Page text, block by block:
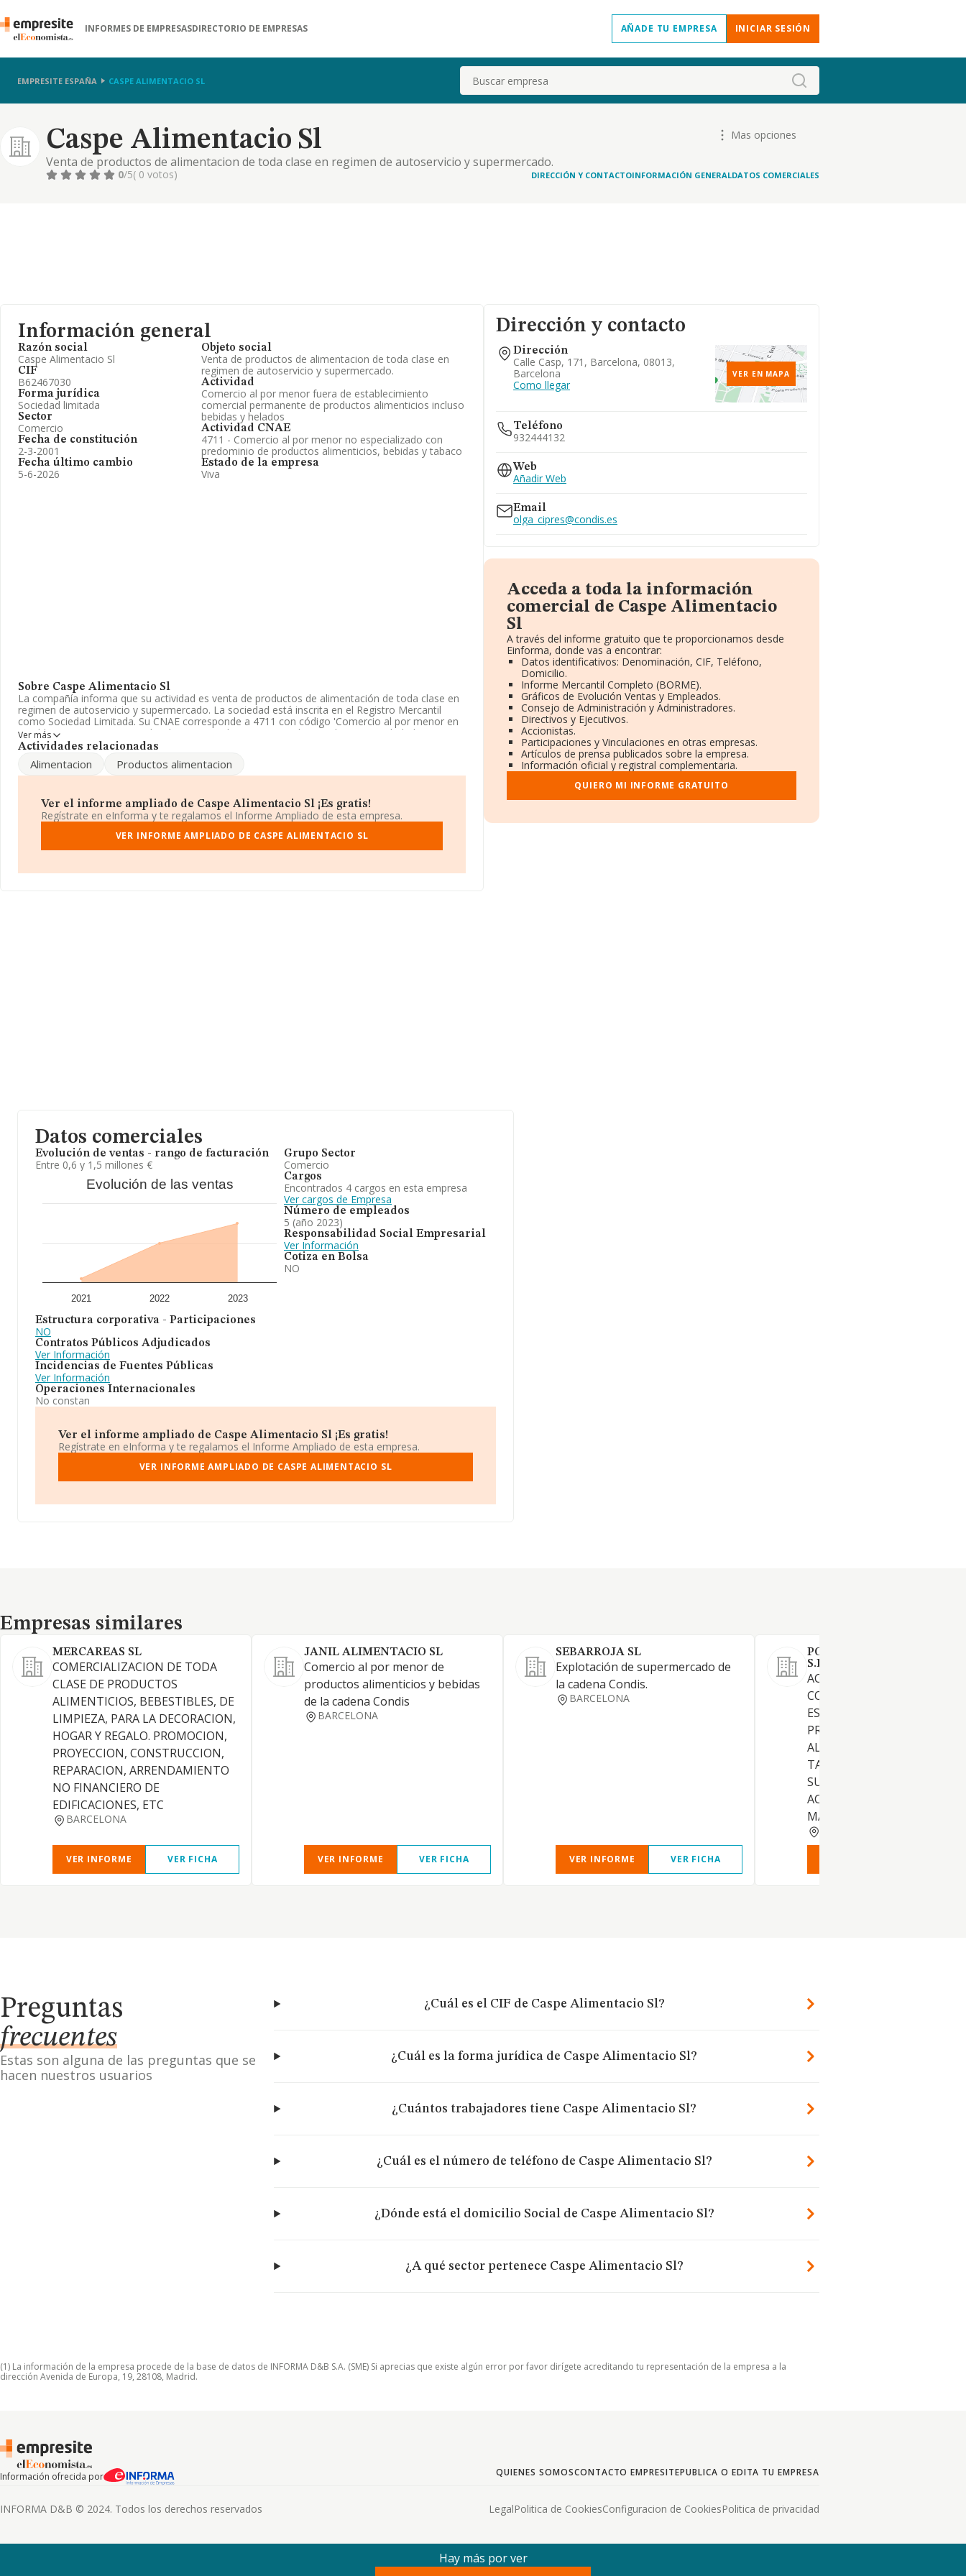
INFORMES DE EMPRESASDIRECTORIO DE EMPRESAS AÑADE TU EMPRESA INICIAR SESIÓN
EMPRESITE ESPAÑA CASPE ALIMENTACIO SL Buscar
Caspe Alimentacio Sl
Venta de productos de alimentacion de toda clase en regimen de autoservicio y supermercado.
Mas opciones
0/5( 0 votos) DIRECCIÓN Y CONTACTOINFORMACIÓN GENERALDATOS COMERCIALES
Información general
Razón social
Caspe Alimentacio Sl
CIF
B62467030
Forma jurídica
Sociedad limitada
Sector
Comercio
Fecha de constitución
2-3-2001
Fecha último cambio
5-6-2026
Objeto social
Venta de productos de alimentacion de toda clase en
regimen de autoservicio y supermercado.
Actividad
Comercio al por menor fuera de establecimiento
comercial permanente de productos alimenticios incluso
bebidas y helados
Actividad CNAE
4711 - Comercio al por menor no especializado con
predominio de productos alimenticios, bebidas y tabaco
Estado de la empresa
Viva
Sobre Caspe Alimentacio Sl
La compañía informa que su actividad es venta de productos de alimentación de toda clase en
regimen de autoservicio y supermercado. La sociedad está inscrita en el Registro Mercantil
como Sociedad Limitada. Su CNAE corresponde a 4711 con código 'Comercio al por menor en
establecimientos no especializados, con predominio en productos alimenticios, bebidas y
tabaco'. No realiza actividad de importación y/o exportación.
Ha habido un descenso en cuanto al número de empleados y atendiendo a los datos
disponibles en INFORMA, el número de empleados de la compañía ha estado por debajo de la
Para comunicarse con sus oficinas, el número de teléfono es 932444132 y su email es
olga_cipres@condis.es.
La empresa españolaCaspe Alimentacio S.L, CIF B62467030, tiene su domicilio social
Ver más
Actividades relacionadas
Alimentacion Productos alimentacion
Ver el informe ampliado de Caspe Alimentacio Sl ¡Es gratis!
Regístrate en eInforma y te regalamos el Informe Ampliado de esta empresa.
VER INFORME AMPLIADO DE CASPE ALIMENTACIO SL
Dirección y contacto
Dirección
Calle Casp, 171, Barcelona, 08013,
Barcelona
Como llegar
VER EN MAPA
Teléfono
932444132
Web
Añadir Web
Email
olga_cipres@condis.es
Acceda a toda la información
comercial de Caspe Alimentacio
Sl
A través del informe gratuito que te proporcionamos desde
Einforma, donde vas a encontrar:
Datos identificativos: Denominación, CIF, Teléfono,
Domicilio.
Informe Mercantil Completo (BORME).
Gráficos de Evolución Ventas y Empleados.
Consejo de Administración y Administradores.
Directivos y Ejecutivos.
Accionistas.
Participaciones y Vinculaciones en otras empresas.
Artículos de prensa publicados sobre la empresa.
Información oficial y registral complementaria.
QUIERO MI INFORME GRATUITO
Datos comerciales
Evolución de ventas - rango de facturación
Entre 0,6 y 1,5 millones €
Evolución de las ventas
2021 2022 2023
Estructura corporativa - Participaciones
NO
Contratos Públicos Adjudicados
Ver Información
Incidencias de Fuentes Públicas
Ver Información
Operaciones Internacionales
No constan
Grupo Sector
Comercio
Cargos
Encontrados 4 cargos en esta empresa
Ver cargos de Empresa
Número de empleados
5 (año 2023)
Responsabilidad Social Empresarial
Ver Información
Cotiza en Bolsa
NO
Ver el informe ampliado de Caspe Alimentacio Sl ¡Es gratis!
Regístrate en eInforma y te regalamos el Informe Ampliado de esta empresa.
VER INFORME AMPLIADO DE CASPE ALIMENTACIO SL
Empresas similares
Empresas similares
MERCAREAS SL
COMERCIALIZACION DE TODA
CLASE DE PRODUCTOS
ALIMENTICIOS, BEBESTIBLES, DE
LIMPIEZA, PARA LA DECORACION,
HOGAR Y REGALO. PROMOCION,
PROYECCION, CONSTRUCCION,
REPARACION, ARRENDAMIENTO
NO FINANCIERO DE
EDIFICACIONES, ETC
BARCELONA
VER INFORME VER FICHA
JANIL ALIMENTACIO SL
Comercio al por menor de
productos alimenticios y bebidas
de la cadena Condis
BARCELONA
VER INFORME VER FICHA
SEBARROJA SL
Explotación de supermercado de
la cadena Condis.
BARCELONA
VER INFORME VER FICHA
POWER BUSINESS GLOBAL
S.L.
ACTIVIDAD PRINCIPAL:
COMERCIO AL POR MENOR
ESPECIALIZADO CON
PREDOMINIO DE
ALIMENTICIOS, BEBIDAS Y
TABACO (INCLUYENDO
SUPERMERCADO). OTRAS
ACTIVIDADES: COMERCIO AL
MAYOR NO ESPECIALIZADO.
Preguntas
frecuentes
Estas son alguna de las preguntas que se
hacen nuestros usuarios
¿Cuál es el CIF de Caspe Alimentacio Sl?
¿Cuál es la forma jurídica de Caspe Alimentacio Sl?
¿Cuántos trabajadores tiene Caspe Alimentacio Sl?
¿Cuál es el número de teléfono de Caspe Alimentacio Sl?
¿Dónde está el domicilio Social de Caspe Alimentacio Sl?
¿A qué sector pertenece Caspe Alimentacio Sl?
(1) La información de la empresa procede de la base de datos de INFORMA D&B S.A. (SME) Si aprecias que existe algún error por favor dirígete acreditando tu representación de la empresa a la
dirección Avenida de Europa, 19, 28108, Madrid.
Información ofrecida por QUIENES SOMOSCONTACTO EMPRESITEPUBLICA O EDITA TU EMPRESA
INFORMA D&B © 2024. Todos los derechos reservados LegalPolitica de CookiesConfiguracion de CookiesPolitica de privacidad
Hay más por ver